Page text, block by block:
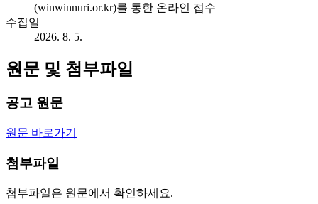
(winwinnuri.or.kr)를 통한 온라인 접수
수집일
2026. 8. 5.
원문 및 첨부파일
공고 원문
원문 바로가기
첨부파일
첨부파일은 원문에서 확인하세요.